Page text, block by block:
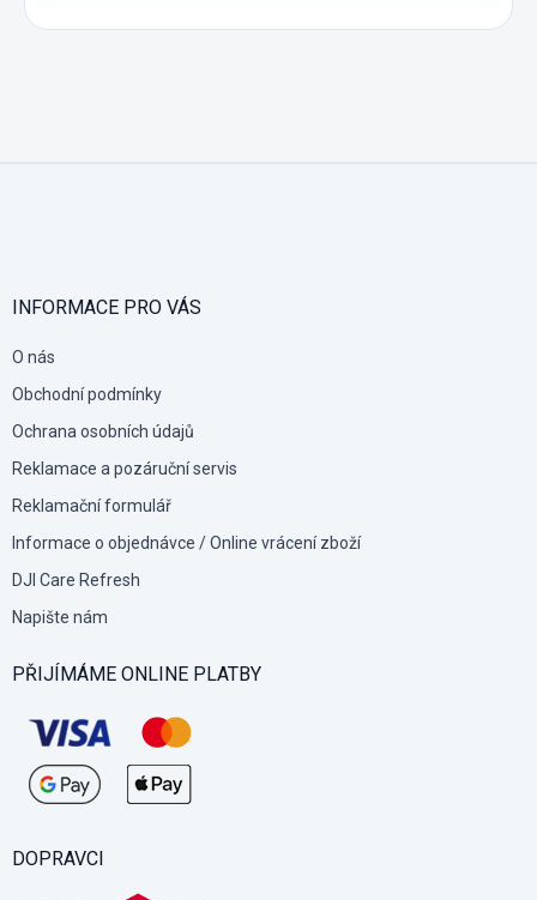
INFORMACE PRO VÁS
O nás
Obchodní podmínky
Ochrana osobních údajů
Reklamace a pozáruční servis
Reklamační formulář
Informace o objednávce / Online vrácení zboží
DJI Care Refresh
Napište nám
PŘIJÍMÁME ONLINE PLATBY
DOPRAVCI